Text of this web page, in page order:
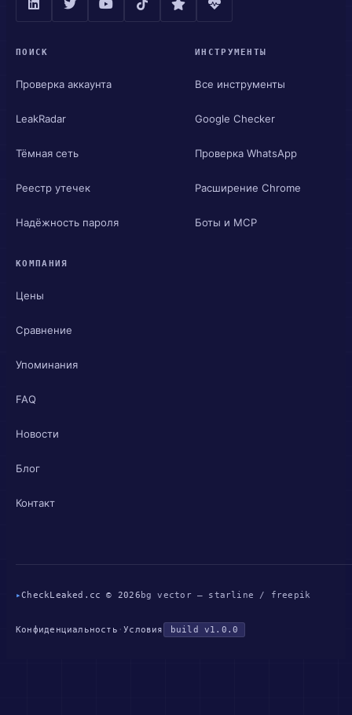
ПОИСК
Проверка аккаунта
LeakRadar
Тёмная сеть
Реестр утечек
Надёжность пароля
ИНСТРУМЕНТЫ
Все инструменты
Google Checker
Проверка WhatsApp
Расширение Chrome
Боты и MCP
КОМПАНИЯ
Цены
Сравнение
Упоминания
FAQ
Новости
Блог
Контакт
▸CheckLeaked.cc © 2026 bg vector — starline / freepik
Конфиденциальность ·Условия build v1.0.0